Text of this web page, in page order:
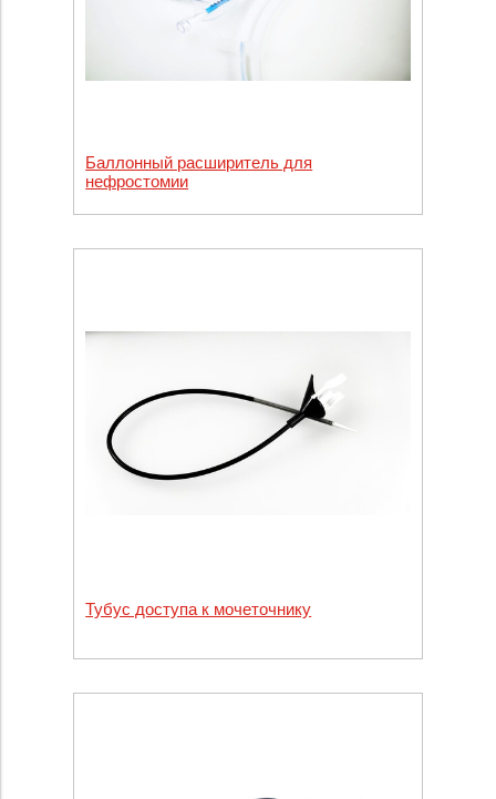
Баллонный расширитель для
нефростомии
Тубус доступа к мочеточнику